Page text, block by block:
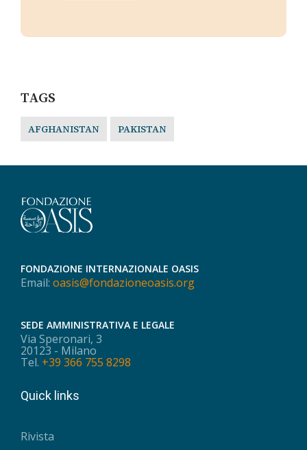
TAGS
AFGHANISTAN PAKISTAN
FONDAZIONE INTERNAZIONALE OASIS
Email: oasis@fondazioneoasis.org
SEDE AMMINISTRATIVA E LEGALE
Via Speronari, 3
20123 - Milano
Tel. +39 366 755 8298
Quick links
Rivista